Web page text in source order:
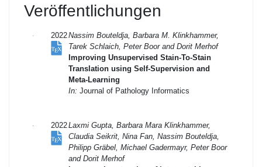
Veröffentlichungen
2022Nassim Bouteldja, Barbara M. Klinkhammer,
Tarek Schlaich, Peter Boor and Dorit Merhof
Improving Unsupervised Stain-To-Stain
Translation using Self-Supervision and
Meta-Learning
In: Journal of Pathology Informatics
2022Laxmi Gupta, Barbara Mara Klinkhammer,
Claudia Seikrit, Nina Fan, Nassim Bouteldja,
Philipp Gräbel, Michael Gadermayr, Peter Boor
and Dorit Merhof